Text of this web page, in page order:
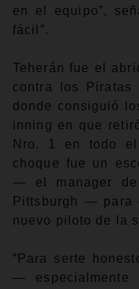
en el equipo”,
fácil”.
Teherán fue el
contra los Piratas
donde consiguió
inning en que
Nro. 1 en todo
choque fue un
— el manager de
Pittsburgh — para
nuevo piloto de la
“Para serte
— especialmente